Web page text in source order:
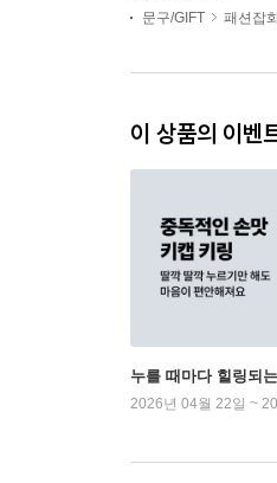
문구/GIFT 패션잡
이 상품의 이벤
누를 때마다 힐링되
2026년 04월 22일 ~